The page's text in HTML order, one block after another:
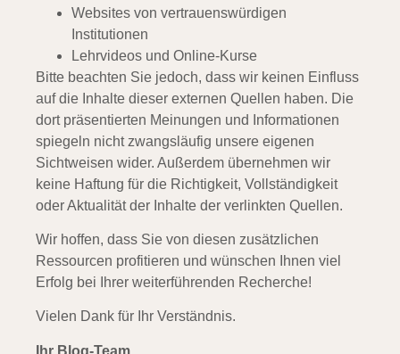
Websites von vertrauenswürdigen
Institutionen
Lehrvideos und Online-Kurse
Bitte beachten Sie jedoch, dass wir keinen Einfluss
auf die Inhalte dieser externen Quellen haben. Die
dort präsentierten Meinungen und Informationen
spiegeln nicht zwangsläufig unsere eigenen
Sichtweisen wider. Außerdem übernehmen wir
keine Haftung für die Richtigkeit, Vollständigkeit
oder Aktualität der Inhalte der verlinkten Quellen.
Wir hoffen, dass Sie von diesen zusätzlichen
Ressourcen profitieren und wünschen Ihnen viel
Erfolg bei Ihrer weiterführenden Recherche!
Vielen Dank für Ihr Verständnis.
Ihr Blog-Team